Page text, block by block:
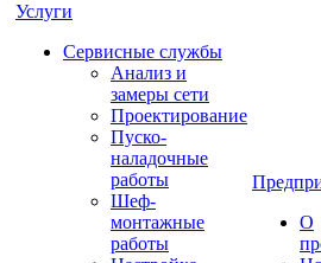
Услуги
Сервисные службы
Анализ и
замеры сети
Проектирование
Пуско-
наладочные
работы
Шеф-
монтажные
работы
О